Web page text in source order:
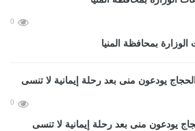
0
بمحافظة المنيا
0
يودعون منى بعد رحلة إيمانية لا تنسى